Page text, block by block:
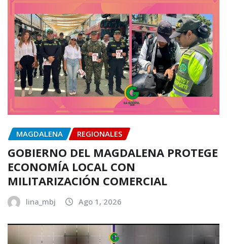
MAGDALENA REGIONALES
GOBIERNO DEL MAGDALENA PROTEGE
ECONOMÍA LOCAL CON
MILITARIZACIÓN COMERCIAL
lina_mbj Ago 1, 2026